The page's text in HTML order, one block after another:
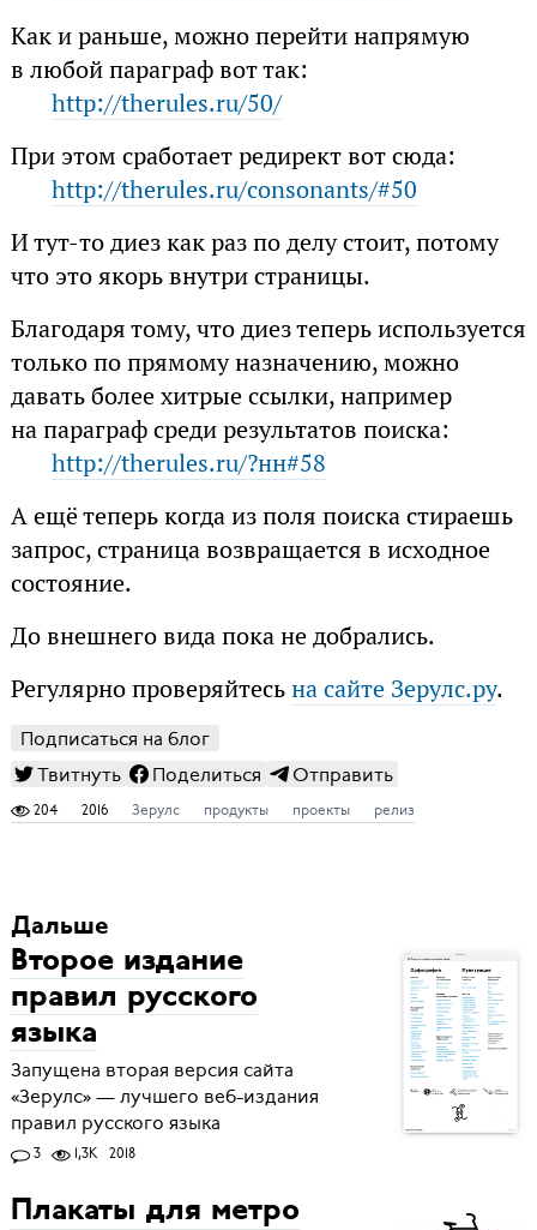
Как и раньше, можно перейти напрямую
в любой параграф вот так:
http://therules.ru/50/
При этом сработает редирект вот сюда:
http://therules.ru/consonants/#50
И тут-то диез как раз по делу стоит, потому
что это якорь внутри страницы.
Благодаря тому, что диез теперь используется
только по прямому назначению, можно
давать более хитрые ссылки, например
на параграф среди результатов поиска:
http://therules.ru/?нн#58
А ещё теперь когда из поля поиска стираешь
запрос, страница возвращается в исходное
состояние.
До внешнего вида пока не добрались.
Регулярно проверяйтесьна сайте Зерулс.ру.
Подписаться на блог
Твитнуть
Поделиться Отправить
204 2016 Зерулс продукты проекты релиз
Дальше
Второе издание
правил русского
языка
Запущена вторая версия сайта
«Зерулс» — лучшего веб-издания
правил русского языка
3 1,3K 2018
Плакаты для метро